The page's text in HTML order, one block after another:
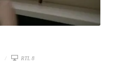
RTL 8